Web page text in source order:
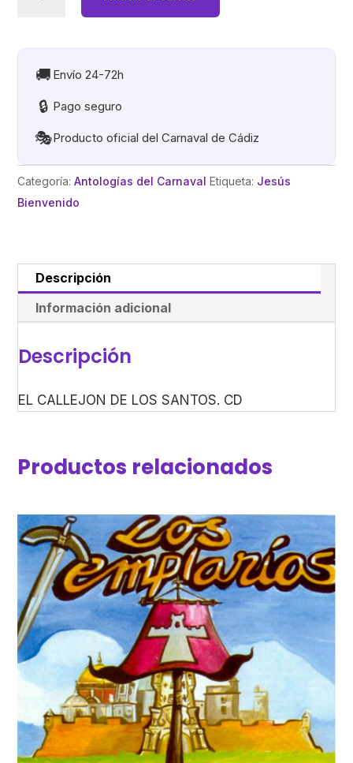
12,95€.9,95€.
CALLEJON
LOS
SANTOS
🚚 Envío 24-72h
🔒 Pago seguro
🎭Producto oficial del Carnaval de Cádiz
Categoría:Antologías del Carnaval Etiqueta: Jesús
Bienvenido
Descripción
Información adicional
Descripción
EL CALLEJON DE LOS SANTOS. CD
Productos relacionados